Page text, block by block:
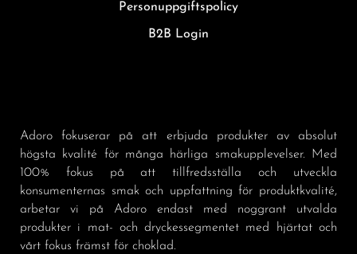
Personuppgiftspolicy
B2B Login
Adoro fokuserar på att erbjuda produkter av absolut
högsta kvalité för många härliga smakupplevelser. Med
100% fokus på att tillfredsställa och utveckla
konsumenternas smak och uppfattning för produktkvalité,
arbetar vi på Adoro endast med noggrant utvalda
produkter i mat- och dryckessegmentet med hjärtat och
vårt fokus främst för choklad.